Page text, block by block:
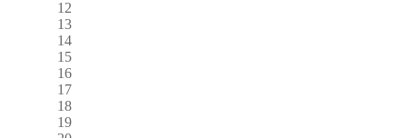
12
13
14
15
16
17
18
19